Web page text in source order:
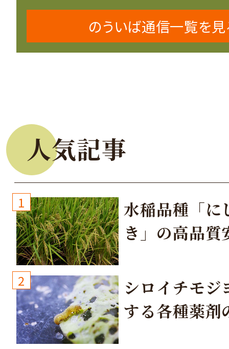
のういば通信一覧を
人気記事
1
水稲品種「に
き」の高品質
2
シロイチモジ
する各種薬剤